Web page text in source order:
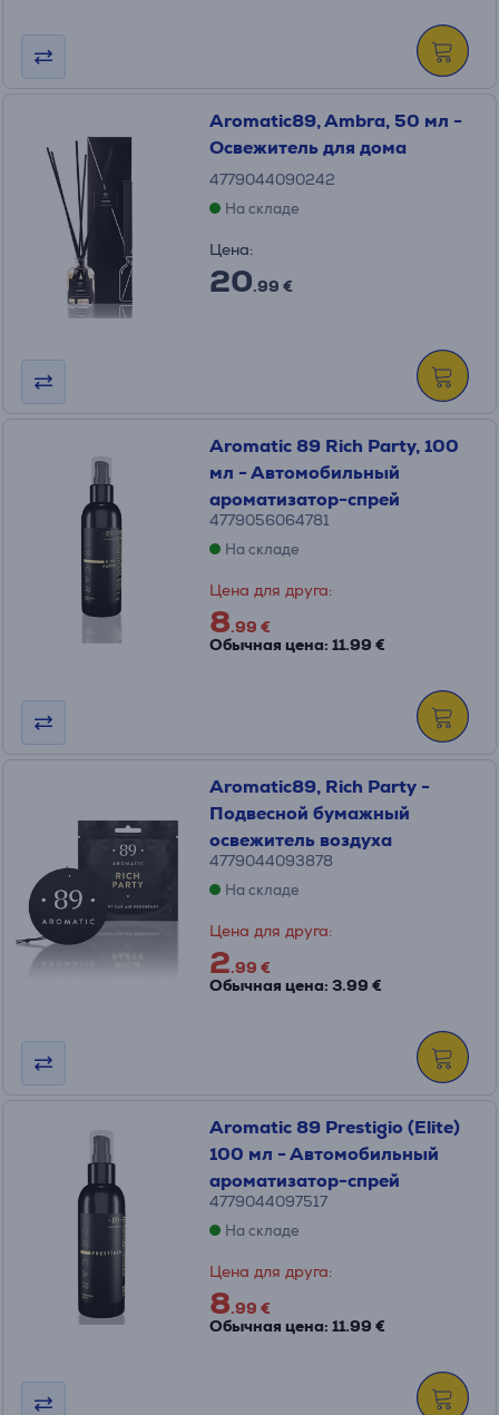
Aromatic89, Ambra, 50 мл -
Освежитель для дома
4779044090242
На складе
Цена:
20.99 €
Aromatic 89 Rich Party, 100
мл - Автомобильный
ароматизатор-спрей
4779056064781
На складе
Цена для друга:
8.99 €
Обычная цена: 11.99 €
Aromatic89, Rich Party -
Подвесной бумажный
освежитель воздуха
4779044093878
На складе
Цена для друга:
2.99 €
Обычная цена: 3.99 €
Aromatic 89 Prestigio (Elite)
100 мл - Автомобильный
ароматизатор-спрей
4779044097517
На складе
Цена для друга:
8.99 €
Обычная цена: 11.99 €